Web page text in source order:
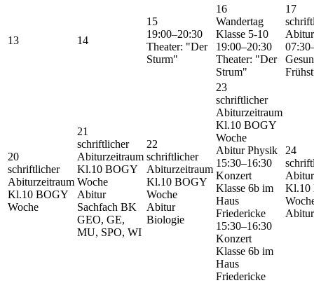
13 14
15
19:00–20:30
Theater: "Der
Sturm"
16
Wandertag
Klasse 5-10
19:00–20:30
Theater: "Der
Strum"
17
20
schriftlicher
Abiturzeitraum
Kl.10 BOGY
Woche
21
schriftlicher
Abiturzeitraum
Kl.10 BOGY
Woche
Abitur
Sachfach BK
GEO, GE,
MU, SPO, WI
22
schriftlicher
Abiturzeitraum
Kl.10 BOGY
Woche
Abitur
Biologie
23
schriftlicher
Abiturzeitraum
Kl.10 BOGY
Woche
Abitur Physik
15:30–16:30
Konzert
Klasse 6b im
Haus
Friedericke
15:30–16:30
Konzert
Klasse 6b im
Haus
Friedericke
24
Kl.10